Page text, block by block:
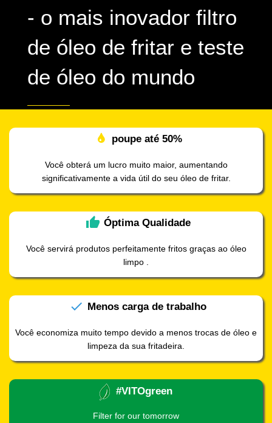
- o mais inovador filtro
de óleo de fritar e teste
de óleo do mundo
poupe até 50%
Você obterá um lucro muito maior, aumentando
significativamente a vida útil do seu óleo de fritar.
thumb_up ÓptimaQualidade
Você servirá produtos perfeitamente fritos graças ao óleo
limpo .
check Menos carga de trabalho
Você economiza muito tempo devido a menos trocas de óleo e
limpeza da sua fritadeira.
#VITOgreen
Filter for our tomorrow